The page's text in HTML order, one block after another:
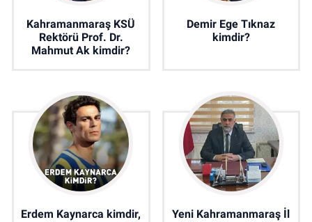
Kahramanmaraş KSÜ
Rektörü Prof. Dr.
Mahmut Ak kimdir?
Demir Ege Tıknaz
kimdir?
Erdem Kaynarca kimdir,
Yeni Kahramanmaraş İl